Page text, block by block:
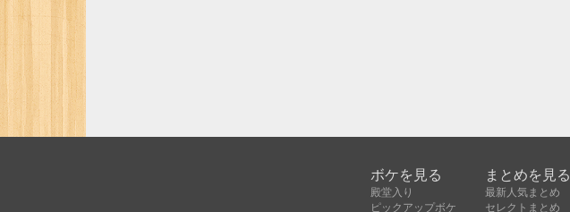
ボケを見る
殿堂入り
ピックアップボケ
まとめを見る
最新人気まとめ
セレクトまとめ